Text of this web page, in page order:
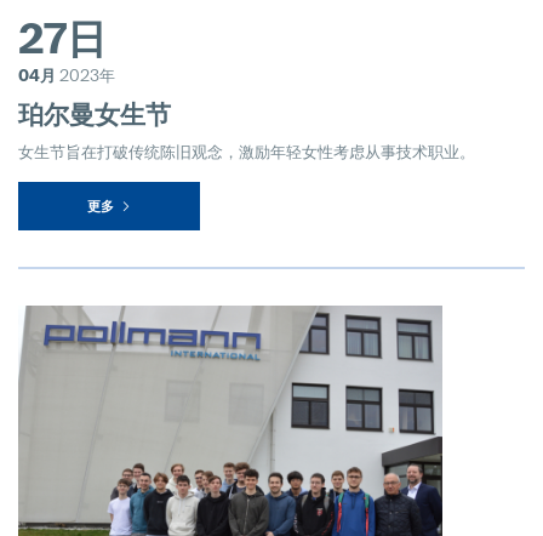
27日
04月 2023年
珀尔曼女生节
女生节旨在打破传统陈旧观念，激励年轻女性考虑从事技术职业。
更多